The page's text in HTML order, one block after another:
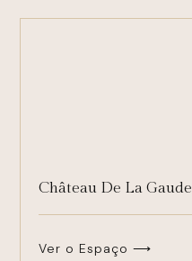
Château De La Gaude
Ver o Espaço ⟶